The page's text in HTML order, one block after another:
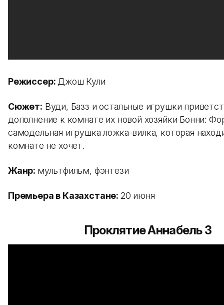
Режиссер: Джош Кули
Сюжет: Вуди, Базз и остальные игрушки
дополнение к комнате их новой хозяйки Бонни:
самодельная игрушка ложка-вилка, которая
комнате не хочет.
Жанр: мультфильм, фэнтези
Премьера в Казахстане: 20 июня
Проклятие Аннабель 3